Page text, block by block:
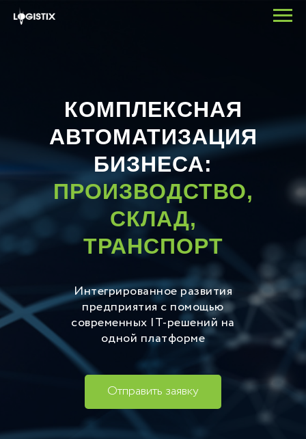
КОМПЛЕКСНАЯ
АВТОМАТИЗАЦИЯ
БИЗНЕСА:
ПРОИЗВОДСТВО,
СКЛАД,
ТРАНСПОРТ
Интегрированное развития
предприятия с помощью
современных IT-решений на
одной платформе
Отправить заявку